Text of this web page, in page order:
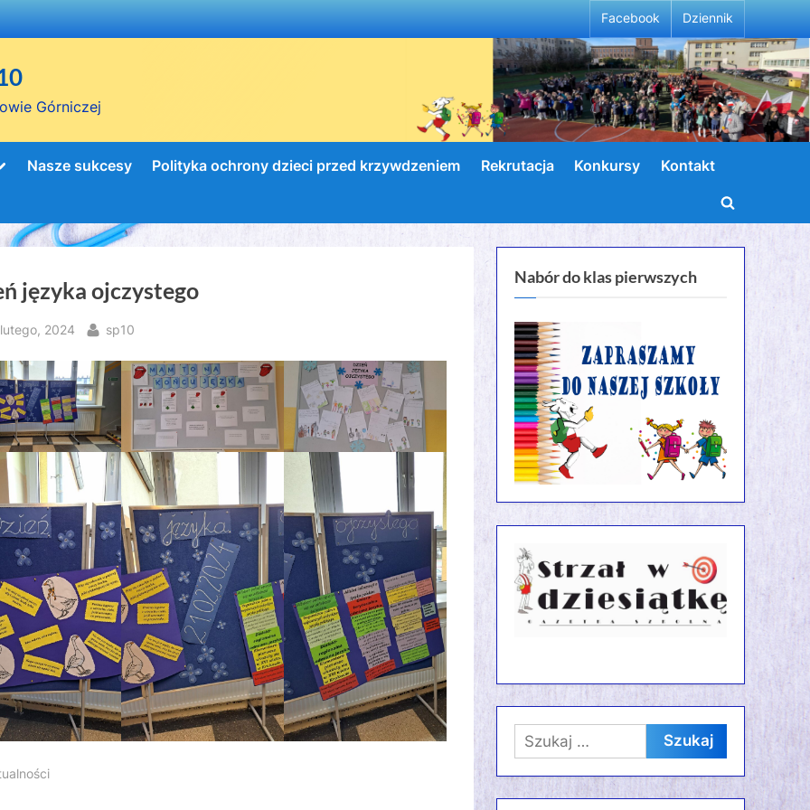
Facebook Dziennik
Górniczej
Nasze sukcesy Polityka ochrony dzieci przed krzywdzeniem Rekrutacja Konkursy Kontakt
Toggle
search
języka ojczystego
2024 By
sp10
Nabór do klas pierwszych
Szukaj: